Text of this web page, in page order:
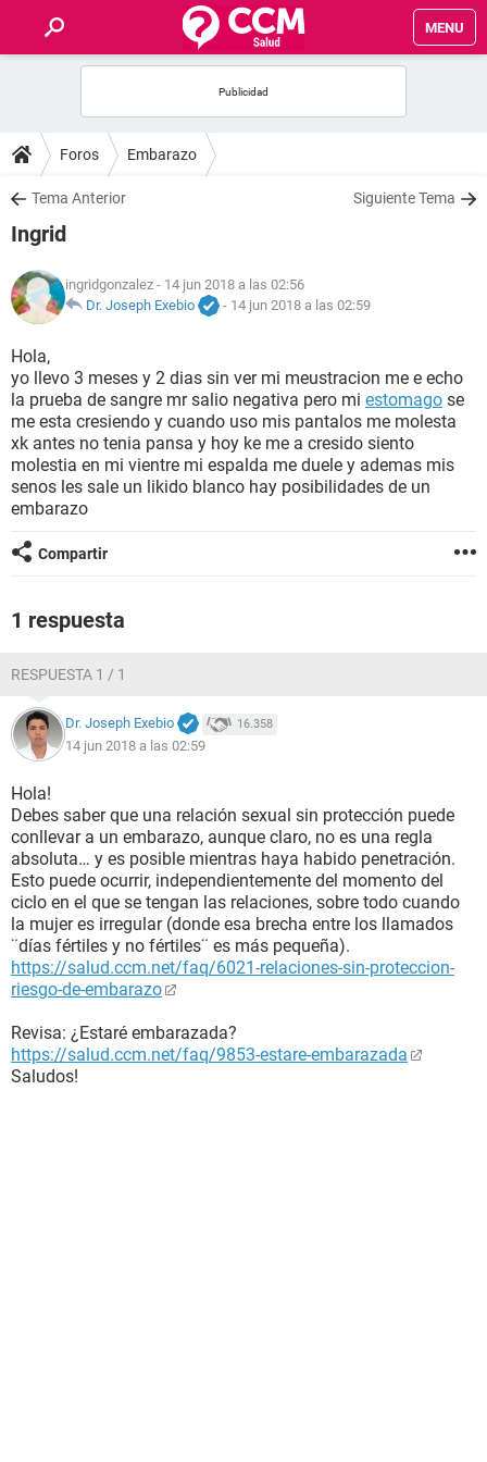
MENU
FOROS
SALUD
FAMILIA
NUTRICIÓN
BIENESTAR
SEXUALIDAD
GLOSARIO
Foros Embarazo
Tema Anterior Siguiente Tema
Ingrid
ingridgonzalez - 14 jun 2018 a las 02:56
Dr. Joseph Exebio
- 14 jun 2018 a las 02:59
Hola,
yo llevo 3 meses y 2 dias sin ver mi meustracion me e echo
la prueba de sangre mr salio negativa pero mi estomago se
me esta cresiendo y cuando uso mis pantalos me molesta
xk antes no tenia pansa y hoy ke me a cresido siento
molestia en mi vientre mi espalda me duele y ademas mis
senos les sale un likido blanco hay posibilidades de un
embarazo
Compartir
1 respuesta
RESPUESTA 1 / 1
Dr. Joseph Exebio 16.358
14 jun 2018 a las 02:59
Hola!
Debes saber que una relación sexual sin protección puede
conllevar a un embarazo, aunque claro, no es una regla
absoluta… y es posible mientras haya habido penetración.
Esto puede ocurrir, independientemente del momento del
ciclo en el que se tengan las relaciones, sobre todo cuando
la mujer es irregular (donde esa brecha entre los llamados
¨días fértiles y no fértiles¨ es más pequeña).
https://salud.ccm.net/faq/6021-relaciones-sin-proteccion-
riesgo-de-embarazo
Revisa: ¿Estaré embarazada?
https://salud.ccm.net/faq/9853-estare-embarazada
Saludos!